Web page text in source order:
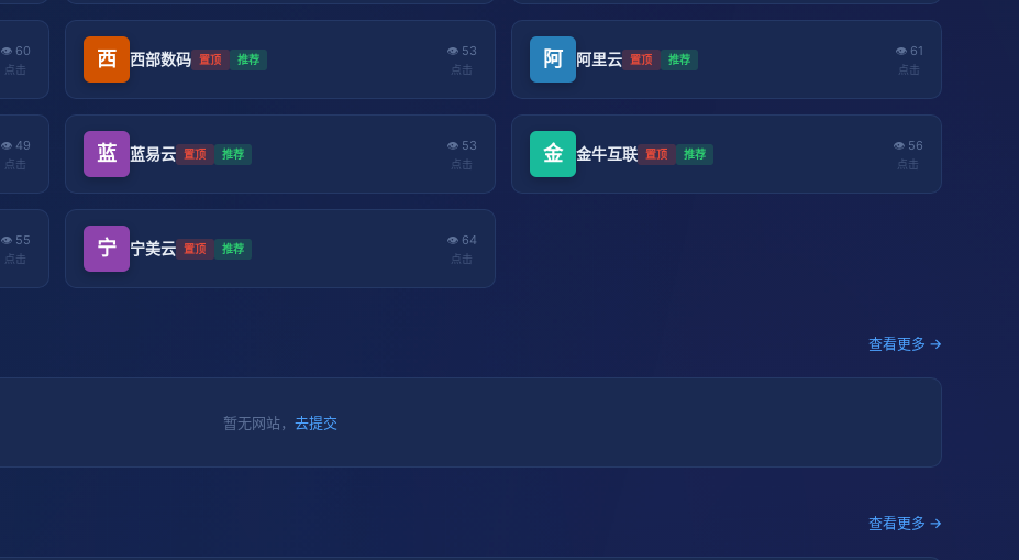
👁 60
点击 西 西部数码 置顶 推荐
👁 53
点击 阿 阿里云 置顶 推荐
👁 61
点击
👁 49
点击 蓝 蓝易云 置顶 推荐
👁 53
点击 金 金牛互联 置顶 推荐
👁 56
点击
👁 55
点击 宁 宁美云 置顶 推荐
👁 64
点击
查看更多 →
暂无网站， 去提交
查看更多 →